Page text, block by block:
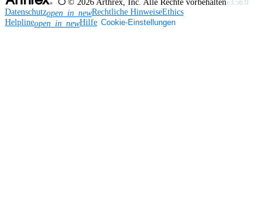
© 2026 Arthrex, Inc. Alle Rechte vorbehaltenv3.56.0
Datenschutzopen_in_newRechtliche HinweiseEthics
Helplineopen_in_newHilfe Cookie-Einstellungen